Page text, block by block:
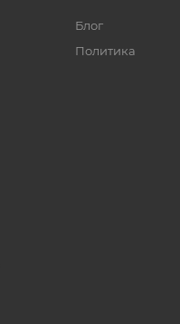
Блог
Политика